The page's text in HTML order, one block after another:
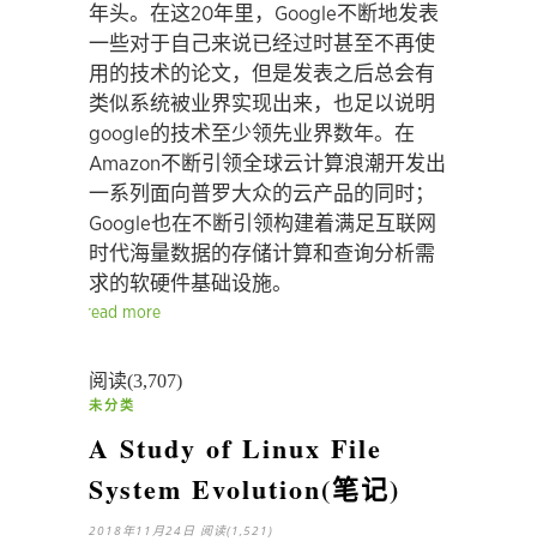
年头。在这20年里，Google不断地发表
一些对于自己来说已经过时甚至不再使
用的技术的论文，但是发表之后总会有
类似系统被业界实现出来，也足以说明
google的技术至少领先业界数年。在
Amazon不断引领全球云计算浪潮开发出
一系列面向普罗大众的云产品的同时；
Google也在不断引领构建着满足互联网
时代海量数据的存储计算和查询分析需
求的软硬件基础设施。
read more
阅读(3,707)
未分类
A Study of Linux File
System Evolution(笔记)
2018年11月24日 阅读(1,521)